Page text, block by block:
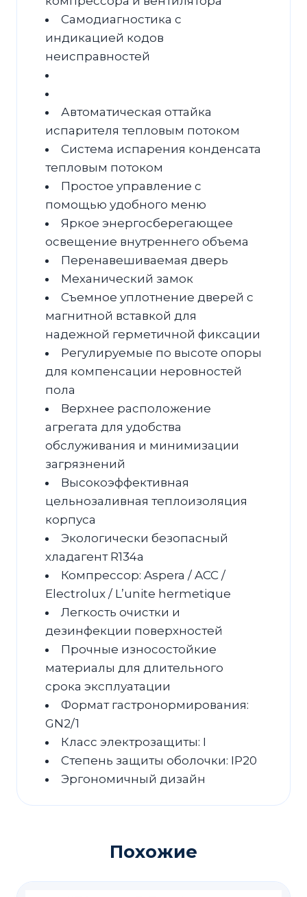
Самодиагностика с
индикацией кодов
неисправностей
Автоматическая оттайка
испарителя тепловым потоком
Система испарения конденсата
тепловым потоком
Простое управление с
помощью удобного меню
Яркое энергосберегающее
освещение внутреннего объема
Перенавешиваемая дверь
Механический замок
Съемное уплотнение дверей с
магнитной вставкой для
надежной герметичной фиксации
Регулируемые по высоте опоры
для компенсации неровностей
пола
Верхнее расположение
агрегата для удобства
обслуживания и минимизации
загрязнений
Высокоэффективная
цельнозаливная теплоизоляция
корпуса
Экологически безопасный
хладагент R134a
Компрессор: Aspera / ACC /
Electrolux / L’unite hermetique
Легкость очистки и
дезинфекции поверхностей
Прочные износостойкие
материалы для длительного
срока эксплуатации
Формат гастронормирования:
GN2/1
Класс электрозащиты: I
Степень защиты оболочки: IP20
Эргономичный дизайн
Похожие